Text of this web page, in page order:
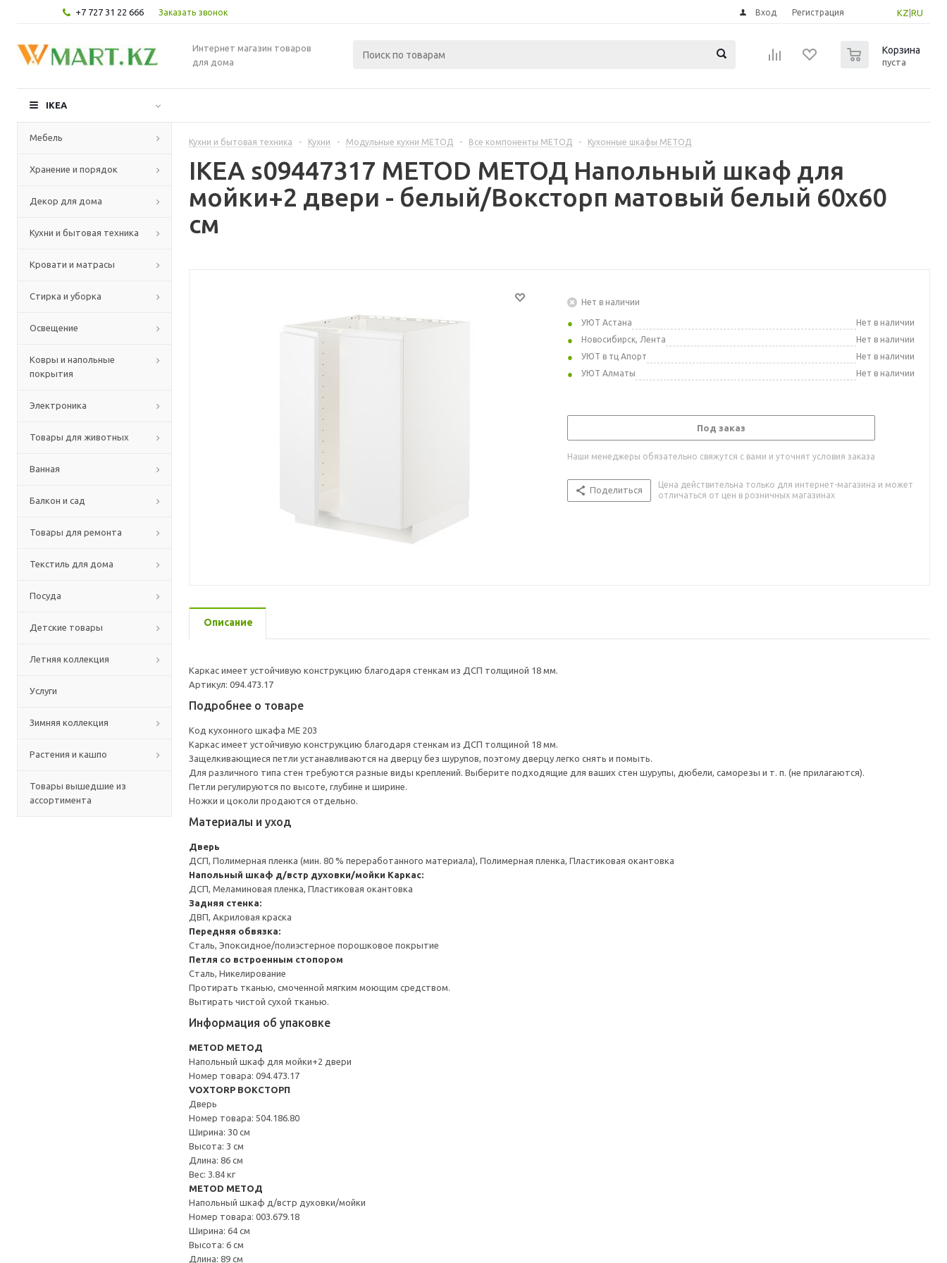
+7 727 31 22 666 Заказать звонок KZ RU
Вход Регистрация
Интернет магазин товаров
для дома
Корзина
пуста
IKEA
Мебель
Хранение и порядок
Декор для дома
Кухни и бытовая техника
Кровати и матрасы
Стирка и уборка
Освещение
Ковры и напольные
покрытия
Электроника
Товары для животных
Ванная
Балкон и сад
Товары для ремонта
Текстиль для дома
Посуда
Детские товары
Летняя коллекция
Услуги
Зимняя коллекция
Растения и кашпо
Товары вышедшие из
ассортимента
Кухни и бытовая техника - Кухни - Модульные кухни МЕТОД - Все компоненты МЕТОД - Кухонные шкафы МЕТОД
IKEA s09447317 METOD МЕТОД Напольный шкаф для
мойки+2 двери - белый/Воксторп матовый белый 60x60
см
Нет в наличии
УЮТ Астана
Нет в наличии
Новосибирск, Лента
Нет в наличии
УЮТ в тц Апорт
Нет в наличии
УЮТ Алматы
Нет в наличии
Под заказ
Наши менеджеры обязательно свяжутся с вами и уточнят условия заказа
Поделиться
Цена действительна только для интернет-магазина и может
отличаться от цен в розничных магазинах
Описание
Каркас имеет устойчивую конструкцию благодаря стенкам из ДСП толщиной 18 мм.
Артикул: 094.473.17
Подробнее о товаре
Код кухонного шкафа ME 203
Каркас имеет устойчивую конструкцию благодаря стенкам из ДСП толщиной 18 мм.
Защелкивающиеся петли устанавливаются на дверцу без шурупов, поэтому дверцу легко снять и помыть.
Для различного типа стен требуются разные виды креплений. Выберите подходящие для ваших стен шурупы, дюбели, саморезы и т. п. (не прилагаются).
Петли регулируются по высоте, глубине и ширине.
Ножки и цоколи продаются отдельно.
Материалы и уход
Дверь
ДСП, Полимерная пленка (мин. 80 % переработанного материала), Полимерная пленка, Пластиковая окантовка
Напольный шкаф д/встр духовки/мойки Каркас:
ДСП, Меламиновая пленка, Пластиковая окантовка
Задняя стенка:
ДВП, Акриловая краска
Передняя обвязка:
Сталь, Эпоксидное/полиэстерное порошковое покрытие
Петля со встроенным стопором
Сталь, Никелирование
Протирать тканью, смоченной мягким моющим средством.
Вытирать чистой сухой тканью.
Информация об упаковке
METOD МЕТОД
Напольный шкаф для мойки+2 двери
Номер товара: 094.473.17
VOXTORP ВОКСТОРП
Дверь
Номер товара: 504.186.80
Ширина: 30 см
Высота: 3 см
Длина: 86 см
Вес: 3.84 кг
METOD МЕТОД
Напольный шкаф д/встр духовки/мойки
Номер товара: 003.679.18
Ширина: 64 см
Высота: 6 см
Длина: 89 см